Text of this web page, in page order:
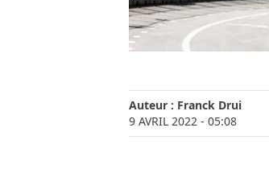
Auteur : Franck Drui
9 AVRIL 2022 - 05:08